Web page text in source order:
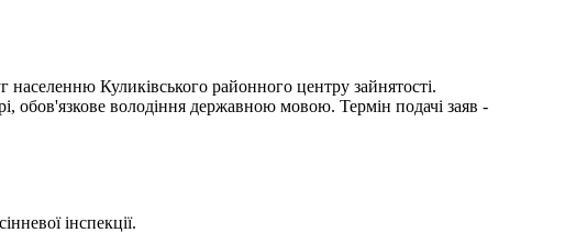
населенню Куликівського районного центру зайнятості.
обов'язкове володіння державною мовою. Термін подачі заяв -
інспекції.